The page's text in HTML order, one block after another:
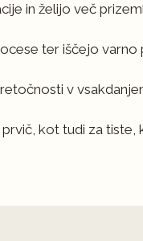
in želijo več
ter iščejo
v
kot tudi za tiste,